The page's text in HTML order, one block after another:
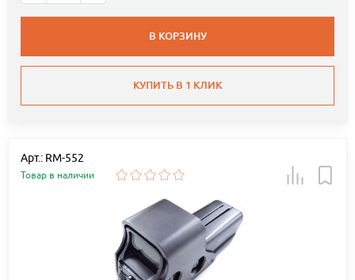
В КОРЗИНУ
КУПИТЬ В 1 КЛИК
Арт.: RM-552
Товар в наличии